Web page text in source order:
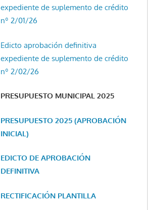
expediente de suplemento de crédito
nº 2/01/26
Edicto aprobación definitiva
expediente de suplemento de crédito
nº 2/02/26
PRESUPUESTO MUNICIPAL 2025
PRESUPUESTO 2025 (APROBACIÓN
INICIAL)
EDICTO DE APROBACIÓN
DEFINITIVA
RECTIFICACIÓN PLANTILLA